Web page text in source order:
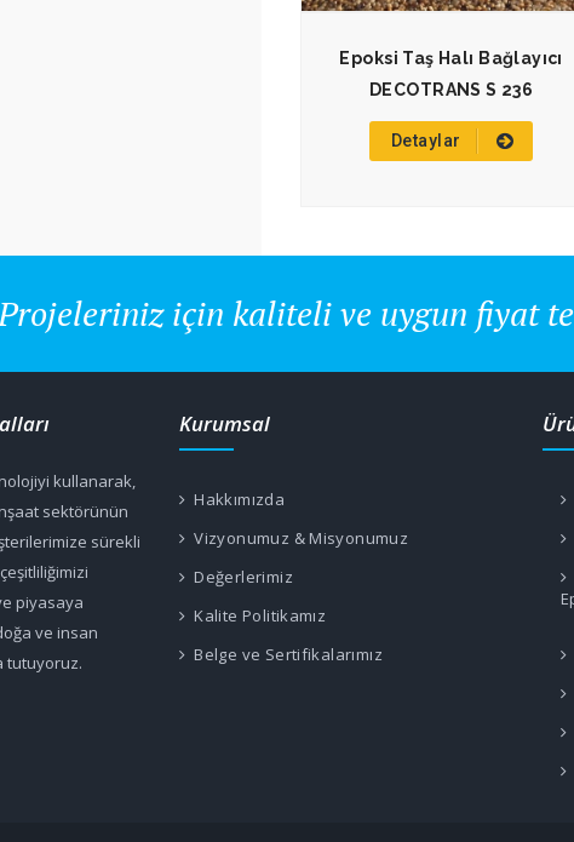
Epoksi Taş Halı Bağlayıcı
DECOTRANS S 236
Detaylar
için kaliteli ve uygun fiyat
kullanarak,
sektörünün
sürekli
piyasaya
ve insan
tutuyoruz.
Kurumsal
Hakkımızda
Vizyonumuz & Misyonumuz
Değerlerimiz
Kalite Politikamız
Belge ve Sertifikalarımız